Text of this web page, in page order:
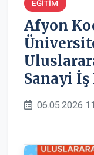
EĞITIM
Afyon
Sanayi
06.05.2026